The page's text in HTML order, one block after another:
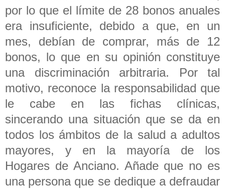
por lo que el límite de 28 bonos anuales
era insuficiente, debido a que, en un
mes, debían de comprar, más de 12
bonos, lo que en su opinión constituye
una discriminación arbitraria. Por tal
motivo, reconoce la responsabilidad que
le cabe en las fichas clínicas,
sincerando una situación que se da en
todos los ámbitos de la salud a adultos
mayores, y en la mayoría de los
Hogares de Anciano. Añade que no es
una persona que se dedique a defraudar